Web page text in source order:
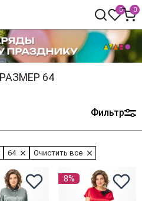
0 0
64
Фильтр
64 Очистить все
8%